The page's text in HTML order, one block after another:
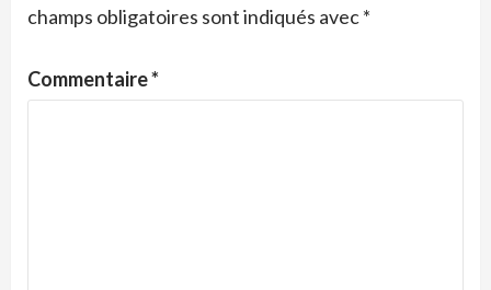
champs obligatoires sont indiqués avec*
Commentaire*